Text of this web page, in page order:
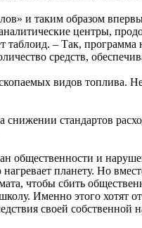
и таким образом
центры,
– Так, программа
средств,
видов топлива.
стандартов
общественности и
планету. Но
чтобы сбить
Именно этого
своей собственной